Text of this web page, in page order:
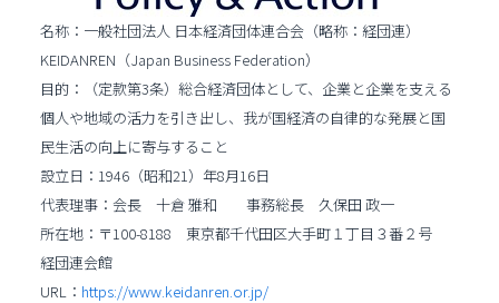
名称：一般社団法人 日本経済団体連合会（略称：経団連）
KEIDANREN（Japan Business Federation）
目的：（定款第3条）総合経済団体として、企業と企業を支える
個人や地域の活力を引き出し、我が国経済の自律的な発展と国
民生活の向上に寄与すること
設立日：1946（昭和21）年8月16日
代表理事：会長 十倉 雅和 事務総長 久保田 政一
所在地：〒100-8188 東京都千代田区大手町１丁目３番２号
経団連会館
URL： https://www.keidanren.or.jp/